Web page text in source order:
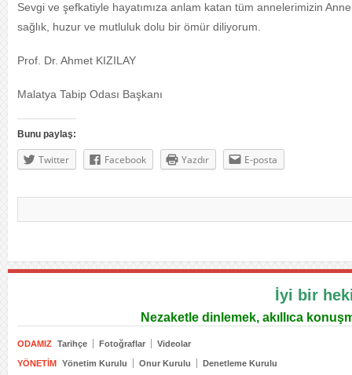
Sevgi ve şefkatiyle hayatımıza anlam katan tüm annelerimizin
sağlık, huzur ve mutluluk dolu bir ömür diliyorum.
Prof. Dr. Ahmet KIZILAY
Malatya Tabip Odası Başkanı
Bunu paylaş:
Twitter Facebook Yazdır E-posta
İyi bir
Nezaketle dinlemek, akıllıca
ODAMIZ Tarihçe Fotoğraflar Videolar
YÖNETIM Yönetim Kurulu Onur Kurulu Denetleme Kurulu